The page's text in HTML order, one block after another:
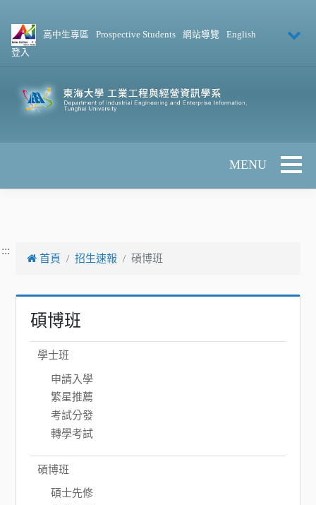
高中生專區 Prospective Students 網站導覽
English
登入
Toggle
:::
首頁 招生速報 碩博班
碩博班
學士班
申請入學
繁星推薦
考試分發
轉學考試
碩博班
碩士先修